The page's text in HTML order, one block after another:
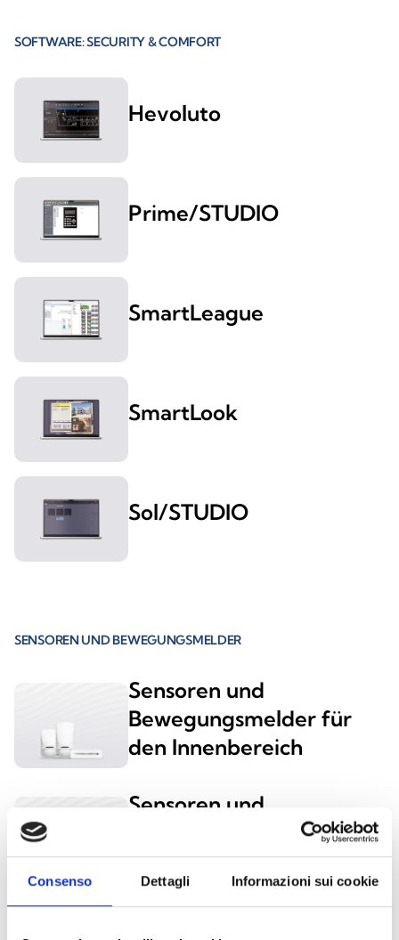
Consenso Dettagli Informazioni sui cookie
SOFTWARE: SECURITY & COMFORT
Hevoluto
Prime/STUDIO
SmartLeague
SmartLook
Sol/STUDIO
SENSOREN UND BEWEGUNGSMELDER
Sensoren und
Bewegungsmelder für
den Innenbereich
Sensoren und
Bewegungsmelder für
den Außenbereich